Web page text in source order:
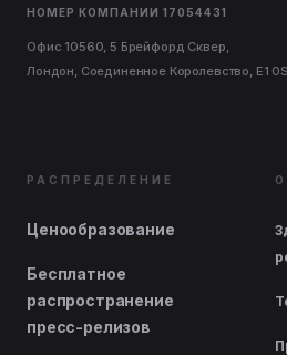
НОМЕР КОМПАНИИ 17054431
Офис 10560, 5 Брейфорд Сквер,
Лондон, Соединенное Королевство, E1
РАСПРЕДЕЛЕНИЕ
Ценообразование
Бесплатное
распространение
пресс-релизов